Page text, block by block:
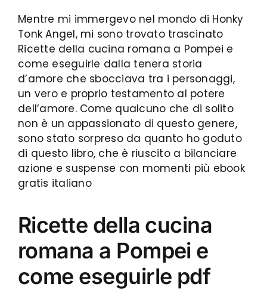
Mentre mi immergevo nel mondo di Honky
Tonk Angel, mi sono trovato trascinato
Ricette della cucina romana a Pompei e
come eseguirle dalla tenera storia
d’amore che sbocciava tra i personaggi,
un vero e proprio testamento al potere
dell’amore. Come qualcuno che di solito
non è un appassionato di questo genere,
sono stato sorpreso da quanto ho goduto
di questo libro, che è riuscito a bilanciare
azione e suspense con momenti più ebook
gratis italiano
Ricette della cucina
romana a Pompei e
come eseguirle pdf